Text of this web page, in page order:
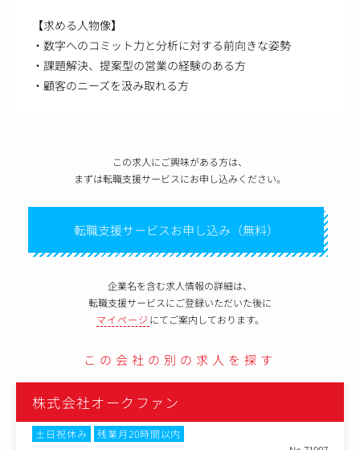
【求める人物像】
・数字へのコミット力と分析に対する前向きな姿勢
・課題解決、提案型の営業の経験のある方
・顧客のニーズを汲み取れる方
この求人にご興味がある方は、
まずは転職支援サービスにお申し込みください。
転職支援サービスお申し込み（無料）
企業名を含む求人情報の詳細は、
転職支援サービスにご登録いただいた後に
マイページ にてご案内しております。
この会社の別の求人を探す
株式会社オークファン
土日祝休み
残業月20時間以内